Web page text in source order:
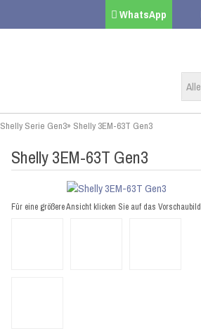
WhatsApp
Shelly Serie Gen3» Shelly 3EM-63T Gen3
Shelly 3EM-63T Gen3
Für eine größere Ansicht klicken Sie auf das Vorschaubild